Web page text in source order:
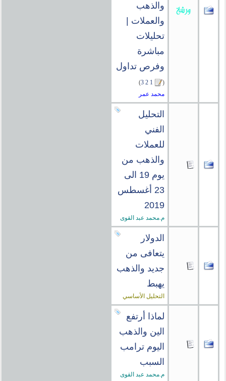
والذهب
والعملات |
تحليلات
مباشرة
وفرص تداول
(
1
2
3
)
محمد عمر
التحليل
الفني
للعملات
والذهب من
يوم 19 الى
23 أغسطس
2019
م.محمد عبد القوى
الدولار
يتعافى من
جديد والذهب
يهبط
التحليل الأساسي
لماذا أرتفع
الين والذهب
اليوم ترامب
السبب
م.محمد عبد القوى